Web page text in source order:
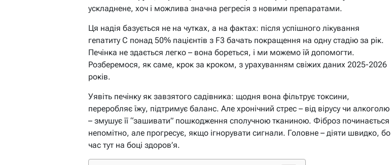
ускладнене, хоч і можлива значна регресія з новими препаратами.
Ця надія базується не на чутках, а на фактах: після успішного лікування
гепатиту C понад 50% пацієнтів з F3 бачать покращення на одну стадію за рік.
Печінка не здається легко – вона бореться, і ми можемо їй допомогти.
Розберемося, як саме, крок за кроком, з урахуванням свіжих даних 2025-2026
років.
Уявіть печінку як завзятого садівника: щодня вона фільтрує токсини,
переробляє їжу, підтримує баланс. Але хронічний стрес – від вірусу чи алкоголю
– змушує її “зашивати” пошкодження сполучною тканиною. Фіброз починається
непомітно, але прогресує, якщо ігнорувати сигнали. Головне – діяти швидко, бо
час тут на боці здоров’я.